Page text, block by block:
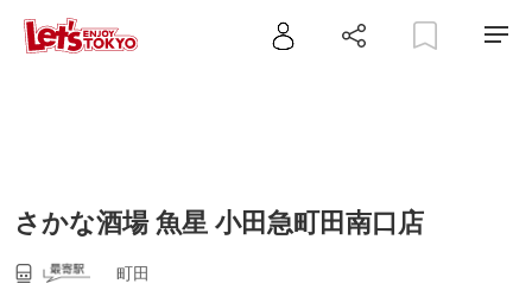
さかな酒場 魚星 小田急町田南口店
町田